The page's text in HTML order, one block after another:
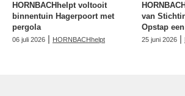
HORNBACHhelpt voltooit
binnentuin Hagerpoort met
pergola
06 juli 2026 | HORNBACHhelpt
van
Opstap
25 juni 2026 |